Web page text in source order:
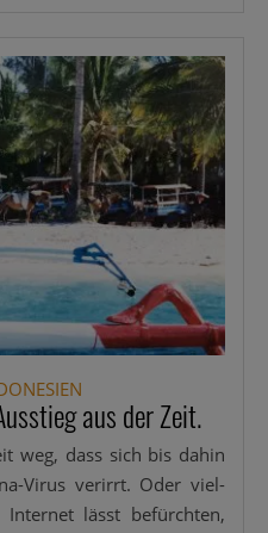
aus der Zeit.
weg, dass sich bis dahin
Virus ver­irrt. Oder viel­
lässt befürch­ten,